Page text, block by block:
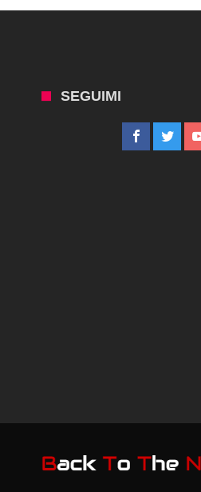
SEGUIMI